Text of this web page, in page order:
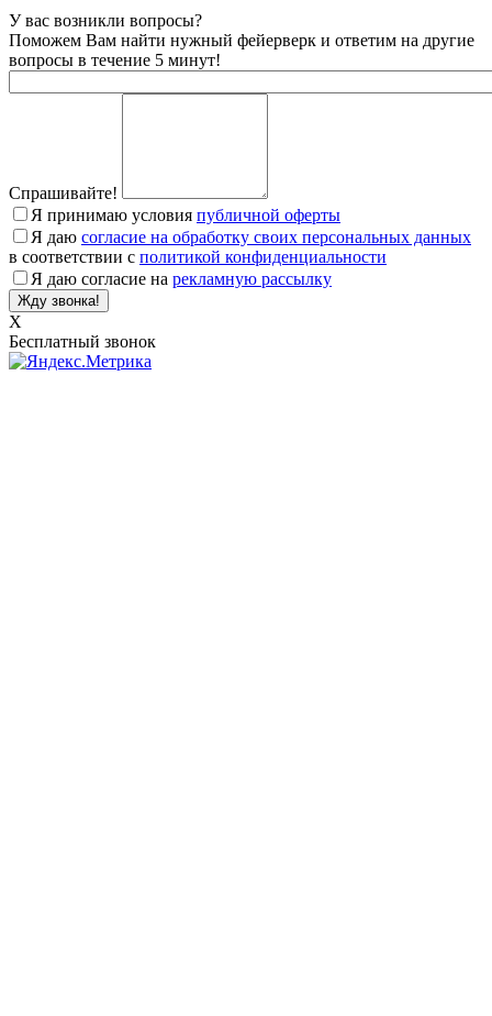
У вас возникли вопросы?
Поможем Вам найти нужный фейерверк и ответим на другие
вопросы в течение 5 минут!
Спрашивайте!
Я принимаю условия публичной оферты
Я даю согласие на обработку своих персональных данных
в соответствии с политикой конфиденциальности
Я даю согласие на рекламную рассылку
X
Бесплатный звонок